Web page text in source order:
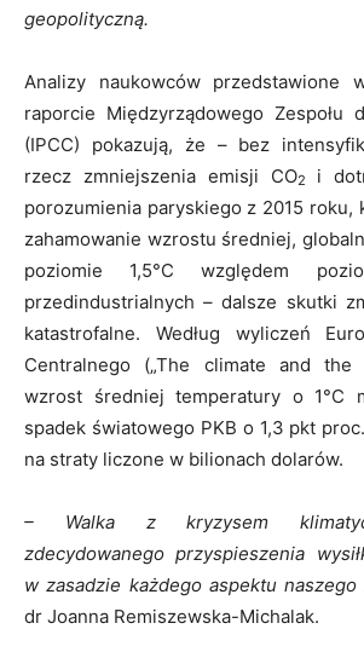
geopolityczną.
Analizy naukowców przedstawione
raporcie Międzyrządowego Zespołu
(IPCC) pokazują, że – bez
rzecz zmniejszenia emisji CO2
i
porozumienia paryskiego z 2015 roku,
zahamowanie wzrostu średniej,
poziomie 1,5°C względem
przedindustrialnych – dalsze skutki
katastrofalne. Według wyliczeń
Centralnego („The climate and the
wzrost średniej temperatury o 1°C
spadek światowego PKB o 1,3 pkt
na straty liczone w bilionach dolarów.
– Walka z kryzysem
zdecydowanego przyspieszenia
w zasadzie każdego aspektu naszego
dr Joanna Remiszewska-Michalak.